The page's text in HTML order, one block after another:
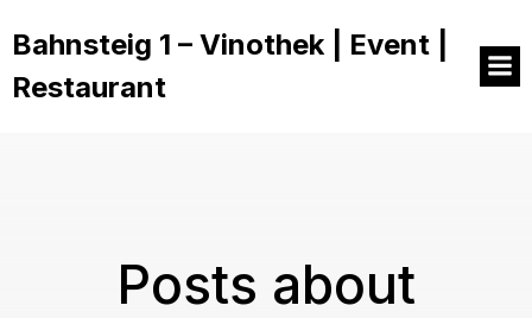
Bahnsteig 1 – Vinothek | Event |
Restaurant
Posts about